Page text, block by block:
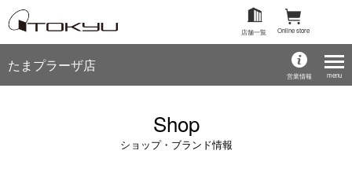
Online store
店舗一覧
たまプラーザ店
営業情報
Shop
ショップ・ブランド情報
menu